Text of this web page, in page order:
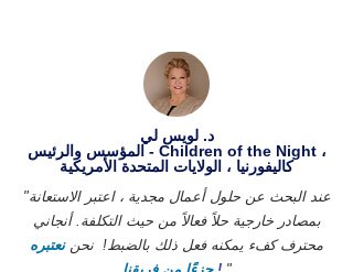
د. لويس لي
المؤسس والرئيس - Children of the Night ،
كاليفورنيا ، الولايات المتحدة الأمريكية
"عند البحث عن حلول أعمال مجدية ، اعتبر الاستعانة
بمصادر خارجية حلاً فعالاً من حيث التكلفة. أنجاني
محترف كفء يمكنه فعل ذلك بالضبط! نحن نعتبره